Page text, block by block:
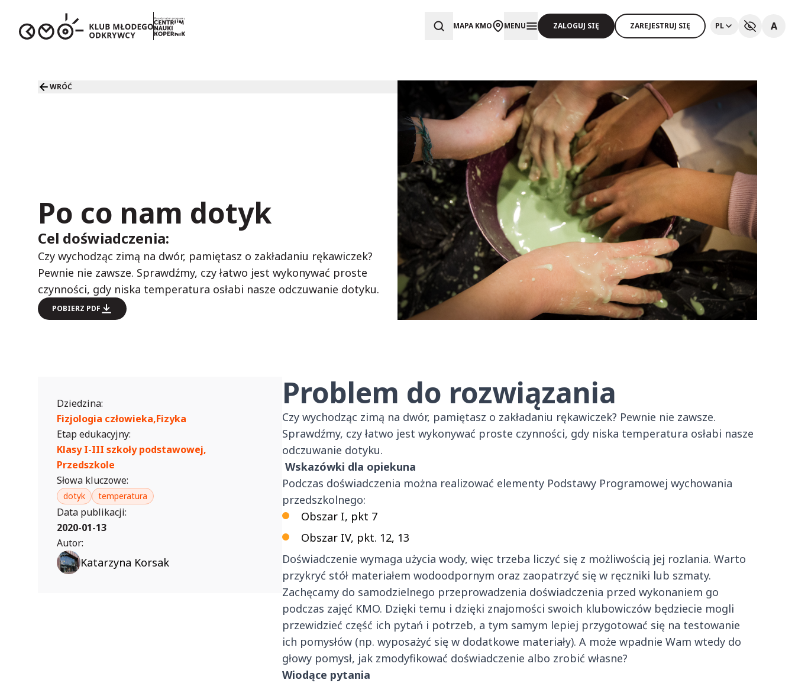
MAPA KMO MENU ZALOGUJ SIĘ ZAREJESTRUJ SIĘ PL A
WRÓĆ
Po co nam dotyk
Cel doświadczenia:
Czy wychodząc zimą na dwór, pamiętasz o zakładaniu rękawiczek?
Pewnie nie zawsze. Sprawdźmy, czy łatwo jest wykonywać proste
czynności, gdy niska temperatura osłabi nasze odczuwanie dotyku.
POBIERZ PDF
Dziedzina:
Fizjologia człowieka,Fizyka
Etap edukacyjny:
Klasy I-III szkoły podstawowej,
Przedszkole
Słowa kluczowe:
dotyk temperatura
Data publikacji:
2020-01-13
Autor:
Katarzyna Korsak
Problem do rozwiązania
Czy wychodząc zimą na dwór, pamiętasz o zakładaniu rękawiczek? Pewnie nie zawsze.
Sprawdźmy, czy łatwo jest wykonywać proste czynności, gdy niska temperatura osłabi nasze
odczuwanie dotyku.
Wskazówki dla opiekuna
Podczas doświadczenia można realizować elementy Podstawy Programowej wychowania
przedszkolnego:
Obszar I, pkt 7
Obszar IV, pkt. 12, 13
Doświadczenie wymaga użycia wody, więc trzeba liczyć się z możliwością jej rozlania. Warto
przykryć stół materiałem wodoodpornym oraz zaopatrzyć się w ręczniki lub szmaty.
Zachęcamy do samodzielnego przeprowadzenia doświadczenia przed wykonaniem go
podczas zajęć KMO. Dzięki temu i dzięki znajomości swoich klubowiczów będziecie mogli
przewidzieć część ich pytań i potrzeb, a tym samym lepiej przygotować się na testowanie
ich pomysłów (np. wyposażyć się w dodatkowe materiały). A może wpadnie Wam wtedy do
głowy pomysł, jak zmodyfikować doświadczenie albo zrobić własne?
Wiodące pytania